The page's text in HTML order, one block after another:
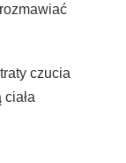
czucia